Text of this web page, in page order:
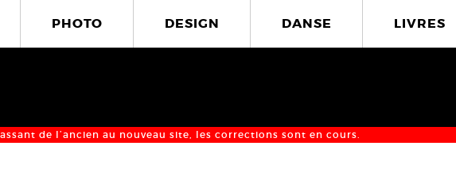
PHOTO DESIGN DANSE LIVRES
de l’ancien au nouveau site, les corrections sont en cours.